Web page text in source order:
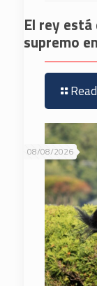
El rey
supremo
08/08/2026